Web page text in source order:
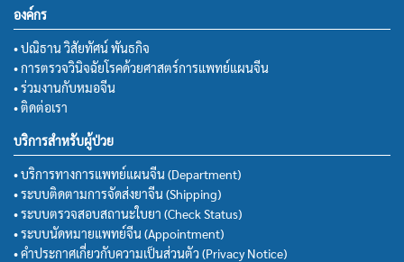
องค์กร
• ปณิธาน วิสัยทัศน์ พันธกิจ
• การตรวจวินิจฉัยโรคด้วยศาสตร์การแพทย์แผนจีน
• ร่วมงานกับหมอจีน
• ติดต่อเรา
บริการสำหรับผู้ป่วย
• บริการทางการแพทย์แผนจีน (Department)
• ระบบติดตามการจัดส่งยาจีน (Shipping)
• ระบบตรวจสอบสถานะใบยา (Check Status)
• ระบบนัดหมายแพทย์จีน (Appointment)
• คำประกาศเกี่ยวกับความเป็นส่วนตัว (Privacy Notice)